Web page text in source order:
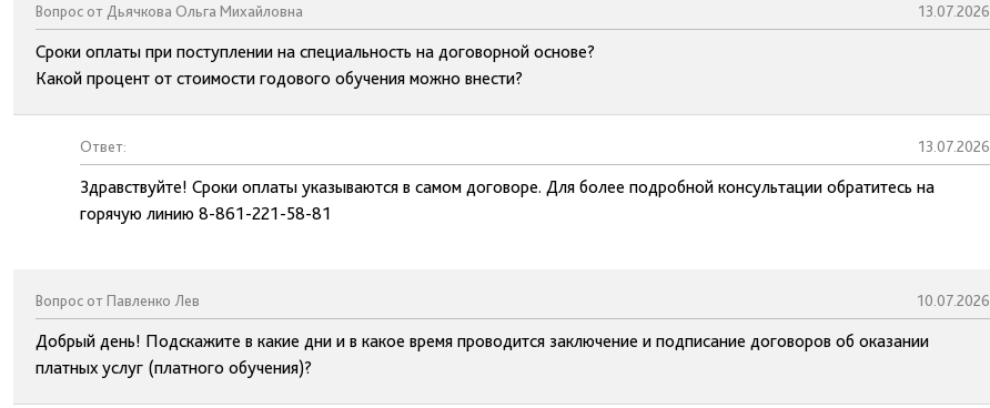
Вопрос от Дьячкова Ольга Михайловна 13.07.2026
Сроки оплаты при поступлении на специальность на договорной основе?
Какой процент от стоимости годового обучения можно внести?
Ответ: 13.07.2026
Здравствуйте! Сроки оплаты указываются в самом договоре. Для более подробной консультации обратитесь на
горячую линию 8-861-221-58-81
Вопрос от Павленко Лев 10.07.2026
Добрый день! Подскажите в какие дни и в какое время проводится заключение и подписание договоров об оказании
платных услуг (платного обучения)?